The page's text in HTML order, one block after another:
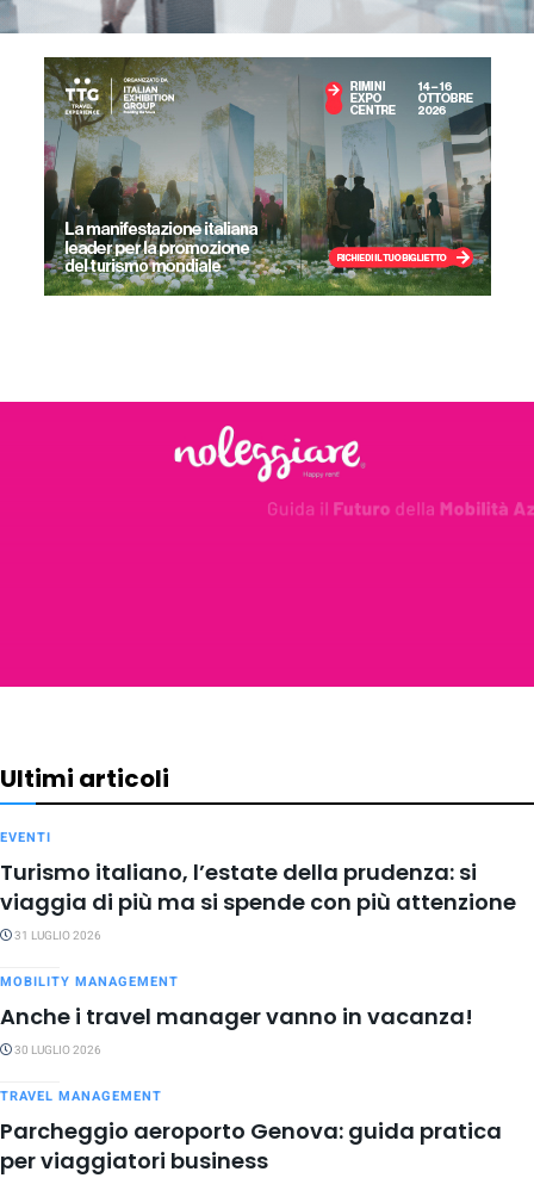
Ultimi articoli
EVENTI
Turismo italiano, l’estate della prudenza: si
viaggia di più ma si spende con più attenzione
31 LUGLIO 2026
MOBILITY MANAGEMENT
Anche i travel manager vanno in vacanza!
30 LUGLIO 2026
TRAVEL MANAGEMENT
Parcheggio aeroporto Genova: guida pratica
per viaggiatori business